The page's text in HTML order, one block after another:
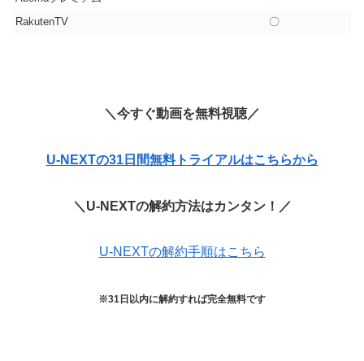
RakutenTV
〇
＼今すぐ動画を無料視聴／
U-NEXTの31日間無料トライアルはこちらから
＼U-NEXTの解約方法はカンタン！／
U-NEXTの解約手順はこちら
※31日以内に解約すれば完全無料です